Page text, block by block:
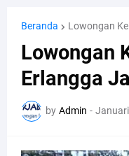
Beranda Lowongan
Lowongan
Erlangga
by Admin -